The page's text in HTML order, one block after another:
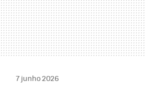
7 junho 2026